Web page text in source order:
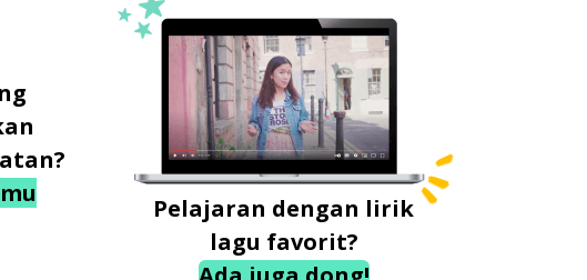
Pelajaran dengan lirik
lagu favorit?